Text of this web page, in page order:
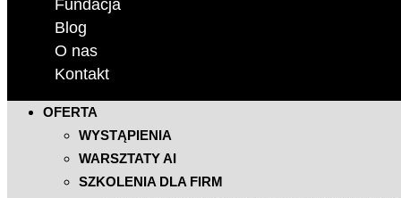
Fundacja
Blog
O nas
Kontakt
OFERTA
WYSTĄPIENIA
WARSZTATY AI
SZKOLENIA DLA FIRM